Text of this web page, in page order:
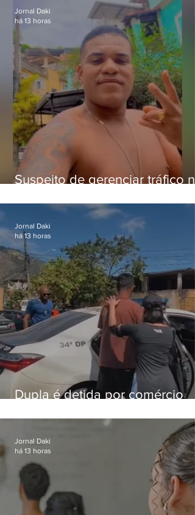
Suspeito de gerenciar tráfico na
foragido
Jornal Daki
há 13 horas
Dupla é detida por comércio
Bangu
Jornal Daki
há 13 horas
Jornal Daki
há 13 horas